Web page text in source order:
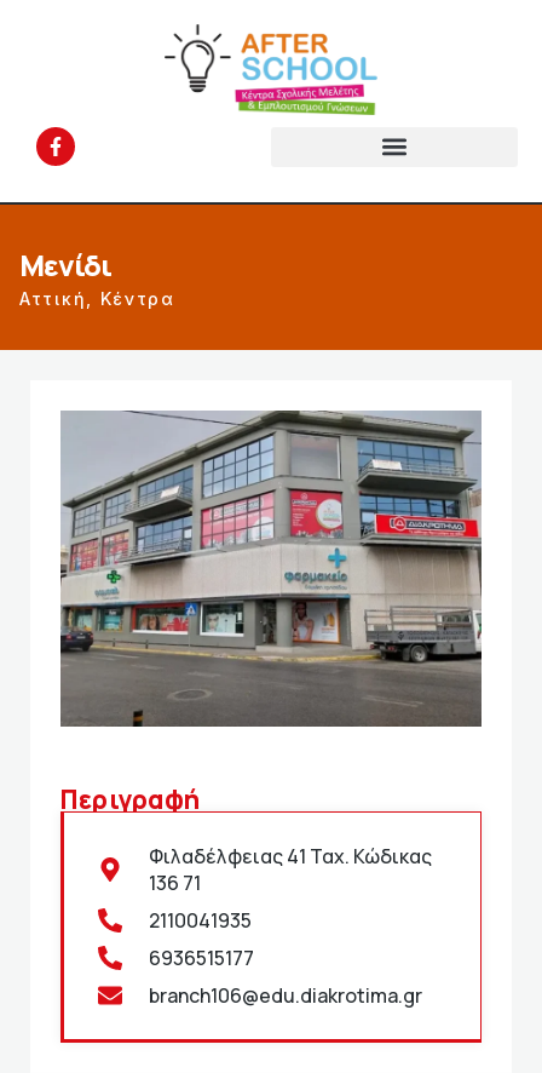
Μενίδι
Αττική Κέντρα
Περιγραφή
Φιλαδέλφειας 41 Ταχ. Κώδικας
136 71
2110041935
6936515177
branch106@edu.diakrotima.gr